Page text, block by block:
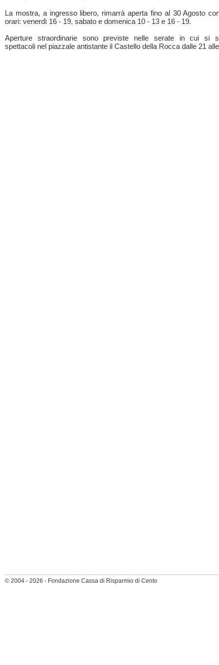
La mostra, a ingresso libero, rimarrà aperta fino al 30 Agosto
orari: venerdì 16 - 19, sabato e domenica 10 - 13 e 16 - 19.
Aperture straordinarie sono previste nelle serate in cui si
spettacoli nel piazzale antistante il Castello della Rocca dalle 21
© 2004 - 2026 - Fondazione Cassa di Risparmio di Cento